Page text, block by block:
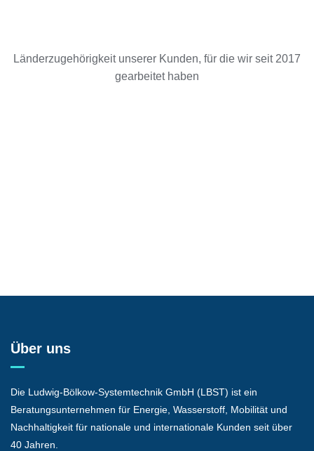
Länderzugehörigkeit unserer Kunden, für die wir seit 2017
gearbeitet haben
Über uns
Die Ludwig-Bölkow-Systemtechnik GmbH (LBST) ist ein
Beratungsunternehmen für Energie, Wasserstoff, Mobilität und
Nachhaltigkeit für nationale und internationale Kunden seit über
40 Jahren.